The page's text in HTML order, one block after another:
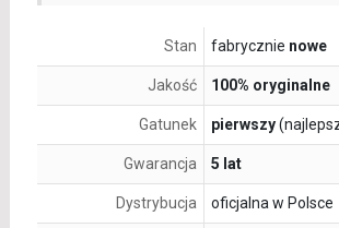
Stan fabrycznie nowe
Jakość 100% oryginalne
Gatunek pierwszy
Gwarancja 5 lat
Dystrybucja oficjalna w Polsce